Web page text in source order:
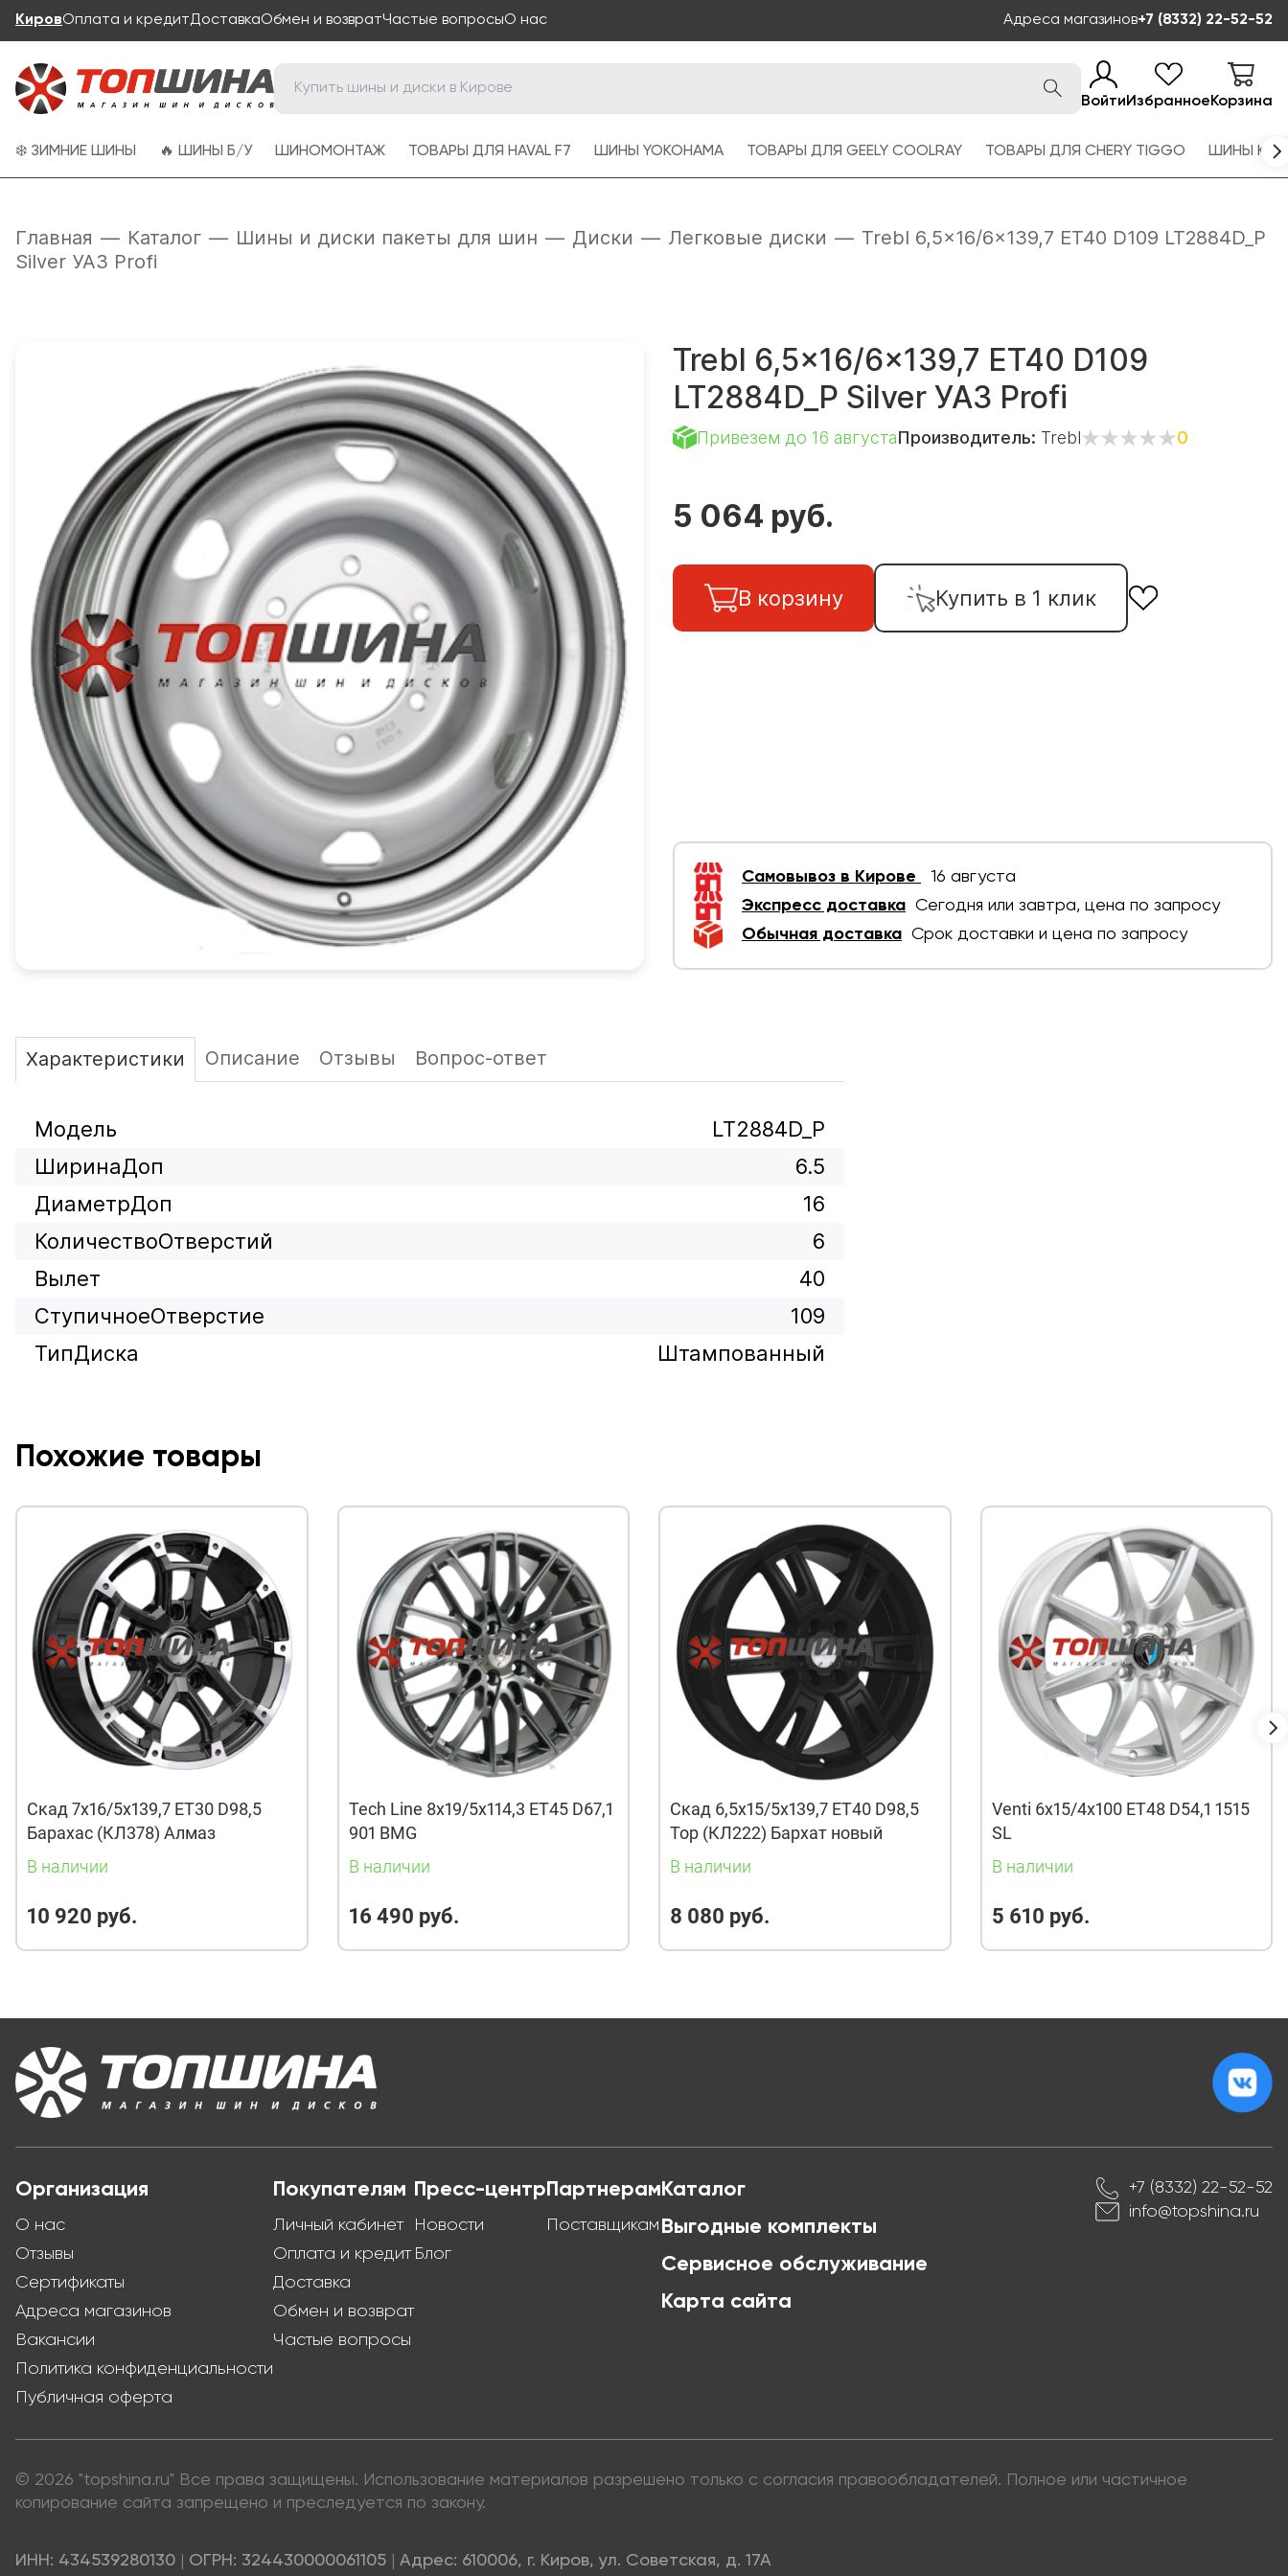
КировОплата и кредитДоставкаОбмен и возвратЧастые вопросыО нас Адреса магазинов+7 (8332) 22-52-52
ВойтиИзбранноеКорзина
❄️ ЗИМНИЕ ШИНЫ 🔥 ШИНЫ Б/У ШИНОМОНТАЖ ТОВАРЫ ДЛЯ HAVAL F7 ШИНЫ YOKOHAMA ТОВАРЫ ДЛЯ GEELY COOLRAY ТОВАРЫ ДЛЯ CHERY TIGGO ШИНЫ
Главная — Каталог — Шины и диски пакеты для шин — Диски — Легковые диски — Trebl 6,5x16/6x139,7 ET40 D109 LT2884D_P
Silver УАЗ Profi
Trebl 6,5x16/6x139,7 ET40 D109
LT2884D_P Silver УАЗ Profi
Привезем до 16 августаПроизводитель: Trebl 0
5 064 руб.
В корзину Купить в 1 клик
Самовывоз в Кирове
16 августа
Экспресс доставка Сегодня или завтра, цена по запросу
Обычная доставка Срок доставки и цена по запросу
Характеристики Описание Отзывы Вопрос-ответ
Модель
LT2884D_P
ШиринаДоп
6.5
ДиаметрДоп
16
КоличествоОтверстий
6
Вылет
40
СтупичноеОтверстие
109
ТипДиска
Штампованный
Похожие товары
Скад 7x16/5x139,7 ET30 D98,5
Барахас (КЛ378) Алмаз
В наличии
10 920 руб.
Tech Line 8x19/5x114,3 ET45 D67,1
901 BMG
В наличии
16 490 руб.
Скад 6,5x15/5x139,7 ET40 D98,5
Тор (КЛ222) Бархат новый
В наличии
8 080 руб.
Venti 6x15/4x100 ET48 D54,1 1515
SL
В наличии
5 610 руб.
Организация
О нас
Отзывы
Сертификаты
Адреса магазинов
Вакансии
Политика конфиденциальности
Публичная оферта
Покупателям
Личный кабинет
Оплата и кредит
Доставка
Обмен и возврат
Частые вопросы
Пресс-центр
Новости
Блог
Партнерам
Поставщикам
Каталог
Выгодные комплекты
Сервисное обслуживание
Карта сайта
+7 (8332) 22-52-52
info@topshina.ru
© 2026 "topshina.ru" Все права защищены. Использование материалов разрешено только с согласия правообладателей. Полное или частичное
копирование сайта запрещено и преследуется по закону.
ИНН: 434539280130 ОГРН: 324430000061105 Адрес: 610006, г. Киров, ул. Советская, д. 17А